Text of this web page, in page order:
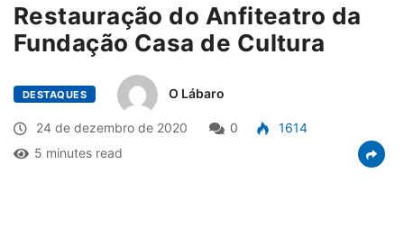
Restauração do Anfiteatro da
Fundação Casa de Cultura
DESTAQUES O Lábaro
24 de dezembro de 2020 0
1614
5 minutes read